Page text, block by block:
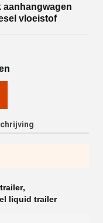
aanhangwagen
vloeistof
,
liquid trailer